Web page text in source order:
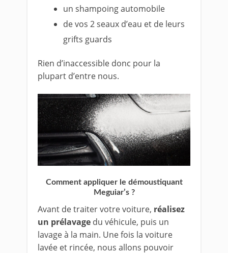
un shampoing automobile
de vos 2 seaux d’eau et de leurs
grifts guards
Rien d’inaccessible donc pour la
plupart d’entre nous.
Comment appliquer le démoustiquant
Meguiar’s ?
Avant de traiter votre voiture, réalisez
un prélavage du véhicule, puis un
lavage à la main. Une fois la voiture
lavée et rincée, nous allons pouvoir